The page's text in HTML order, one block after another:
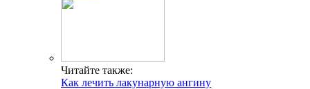
Читайте также:
Как лечить лакунарную ангину